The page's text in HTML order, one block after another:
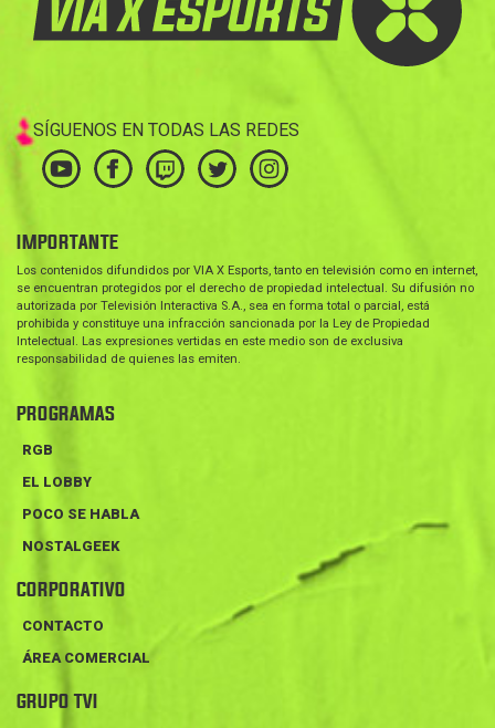
SÍGUENOS EN TODAS LAS REDES
IMPORTANTE
Los contenidos difundidos por VIA X Esports, tanto en televisión como en internet,
se encuentran protegidos por el derecho de propiedad intelectual. Su difusión no
autorizada por Televisión Interactiva S.A., sea en forma total o parcial, está
prohibida y constituye una infracción sancionada por la Ley de Propiedad
Intelectual. Las expresiones vertidas en este medio son de exclusiva
responsabilidad de quienes las emiten.
PROGRAMAS
RGB
EL LOBBY
POCO SE HABLA
NOSTALGEEK
CORPORATIVO
CONTACTO
ÁREA COMERCIAL
GRUPO TVI